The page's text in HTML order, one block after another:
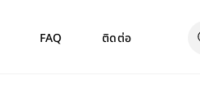
FAQ ติดต่อ